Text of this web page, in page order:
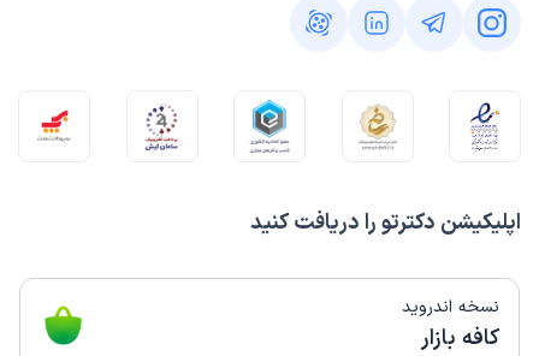
اپلیکیشن دکترتو را دریافت کنید
نسخه اندروید
کافه بازار